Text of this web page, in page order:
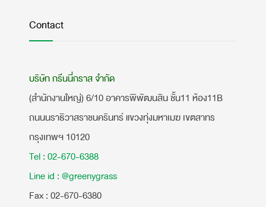
Contact
บริษัท กรีนนี่กราส จำกัด
(สำนักงานใหญ่) 6/10 อาคารพิพัฒนสิน ชั้น11 ห้อง11B
ถนนนราธิวาสราชนครินทร์ แขวงทุ่งมหาเมฆ เขตสาทร
กรุงเทพฯ 10120
Tel : 02-670-6388
Line id : @greenygrass
​Fax : 02-670-6380